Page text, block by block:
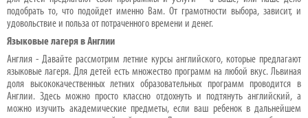
подобрать то, что подойдет именно Вам. От грамотности выбора, зависит, и
удовольствие и польза от потраченного времени и денег.
Языковые лагеря в Англии
Англия - Давайте рассмотрим летние курсы английского, которые предлагают
языковые лагеря. Для детей есть множество программ на любой вкус. Львиная
доля высококачественных летних образовательных программ проводится в
Англии. Здесь можно просто классно отдохнуть и подтянуть английский, а
можно изучить академические предметы, если ваш ребенок в дальнейшем